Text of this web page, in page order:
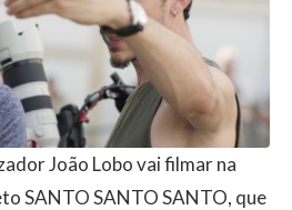
João Lobo vai filmar na
SANTO SANTO SANTO, que